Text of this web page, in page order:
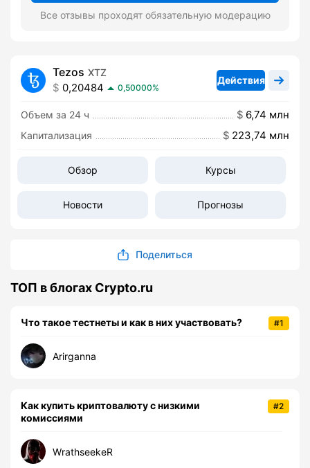
Все отзывы проходят обязательную модерацию
Tezos XTZ
0,20484 0,50000%
Объем за 24 ч 6,74 млн
Капитализация 223,74 млн
Действия
Обзор Курсы
Новости Прогнозы
Поделиться
ТОП в блогах Crypto.ru
#1
Что такое тестнеты и как в них участвовать?
Arirganna
#2
Как купить криптовалюту с низкими
комиссиями
WrathseekeR